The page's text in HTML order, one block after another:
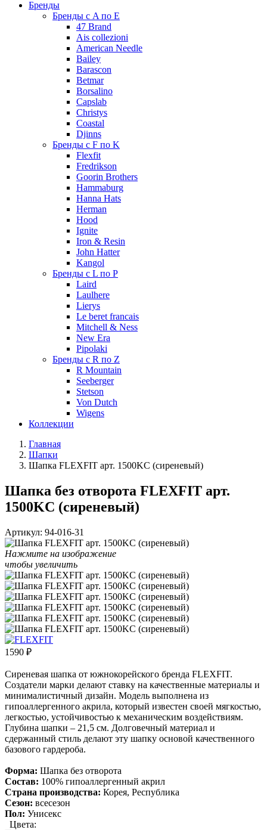
Бренды
Бренды с A по E
47 Brand
Ais collezioni
American Needle
Bailey
Barascon
Betmar
Borsalino
Capslab
Christys
Coastal
Djinns
Бренды с F по K
Flexfit
Fredrikson
Goorin Brothers
Hammaburg
Hanna Hats
Herman
Hood
Ignite
Iron & Resin
John Hatter
Kangol
Бренды с L по P
Laird
Laulhere
Lierys
Le beret francais
Mitchell & Ness
New Era
Pipolaki
Бренды с R по Z
R Mountain
Seeberger
Stetson
Von Dutch
Wigens
Коллекции
Главная
Шапки
Шапка FLEXFIT арт. 1500KC (сиреневый)
Шапка без отворота FLEXFIT арт.
1500KC (сиреневый)
Артикул: 94-016-31
Нажмите на изображение
чтобы увеличить
1590 ₽
Сиреневая шапка от южнокорейского бренда FLEXFIT.
Создатели марки делают ставку на качественные материалы и
минималистичный дизайн. Модель выполнена из
гипоаллергенного акрила, который известен своей мягкостью,
легкостью, устойчивостью к механическим воздействиям.
Глубина шапки – 21,5 см. Долговечный материал и
сдержанный стиль делают эту шапку основой качественного
базового гардероба.
Форма: Шапка без отворота
Состав: 100% гипоаллергенный акрил
Страна производства: Корея, Республика
Сезон: всесезон
Пол: Унисекс
Цвета: